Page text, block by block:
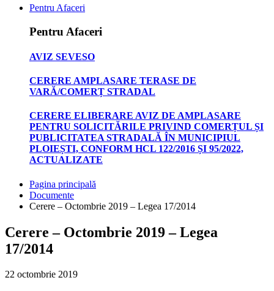
Pentru Afaceri
Pentru Afaceri
AVIZ SEVESO
CERERE AMPLASARE TERASE DE
VARĂ/COMERȚ STRADAL
CERERE ELIBERARE AVIZ DE AMPLASARE
PENTRU SOLICITĂRILE PRIVIND COMERȚUL ȘI
PUBLICITATEA STRADALĂ ÎN MUNICIPIUL
PLOIEȘTI, CONFORM HCL 122/2016 ȘI 95/2022,
ACTUALIZATE
Pagina principală
Documente
Cerere – Octombrie 2019 – Legea 17/2014
Cerere – Octombrie 2019 – Legea
17/2014
22 octombrie 2019